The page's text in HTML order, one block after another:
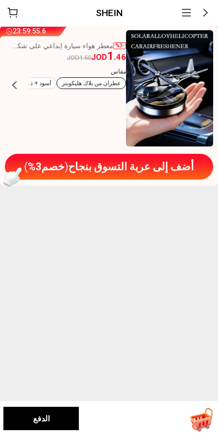
SHEIN
23:59:55.5
%3- معطر هواء سيارة إبداعي على شكل مروحية تعمل بالطاقة الشمسية - إكسسوار ديكور سيارة أساسي 2 في 1، يجمع بين ديكور السيارة والعلاج بالروائح. يتميز بوظيفة الشفرات الدوارة، متوفر ب- 5 ألوان. تتضمن المجموعة زيت عطري، رقاقة خشبية للعلاج بالروائح وقطارة. هدية مثالية للرجال وعشاق السيارات.
JOD1 .46
JOD1.50
مقاس
عطران من بلاك هليكوبتر
أسود + ذهبي (معطر
أضف إلى عربة التسوق بنجاح(
%3خصم )
الدفع